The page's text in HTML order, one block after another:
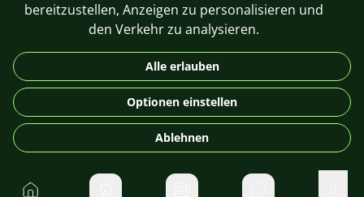
DE
© 2026 For Aquarist
bereitzustellen, Anzeigen zu personalisieren und
den Verkehr zu analysieren.
Alle erlauben
Optionen einstellen
Ablehnen